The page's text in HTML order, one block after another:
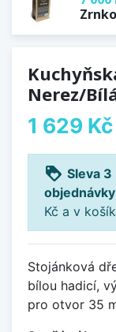
Nerez/
1 629 Kč
loyalty Sleva 3
Kč a v
Stojánková
bílou hadicí,
pro otvor 35